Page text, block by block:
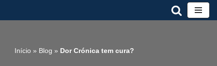
Início » Blog » Dor Crónica tem cura?